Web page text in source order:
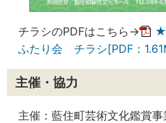
チラシのPDFはこちら→
★
ふたり会 チラシ[PDF：
主催・協力
主催：藍住町芸術文化鑑賞